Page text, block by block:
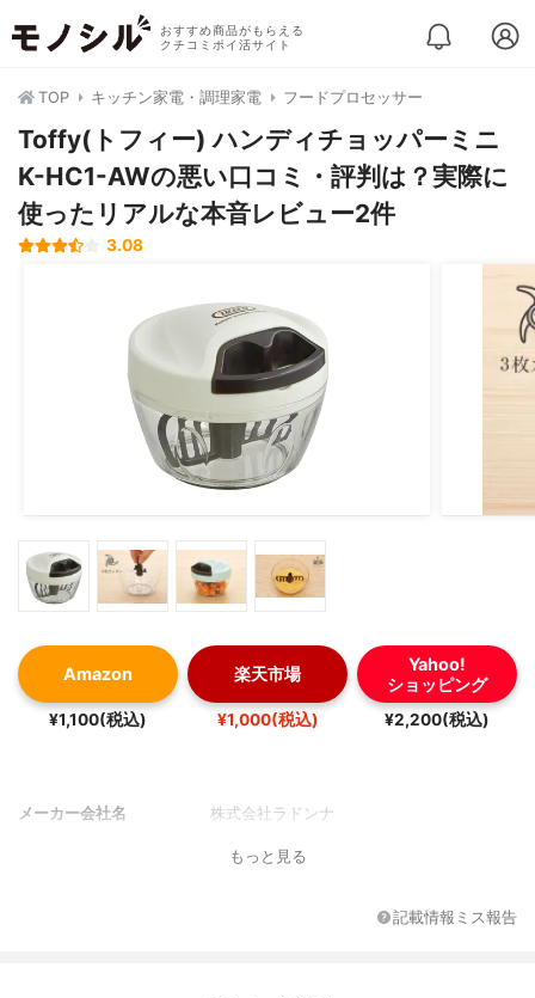
おすすめ商品がもらえる
クチコミポイ活サイト
TOP キッチン家電・調理家電 フードプロセッサー
Toffy(トフィー) ハンディチョッパーミニ
K-HC1-AWの悪い口コミ・評判は？実際に
使ったリアルな本音レビュー2件
3.08
Amazon
¥1,100(税込)
楽天市場
¥1,000(税込)
Yahoo!
ショッピング
¥2,200(税込)
メーカー会社名 株式会社ラドンナ
もっと見る
記載情報ミス報告